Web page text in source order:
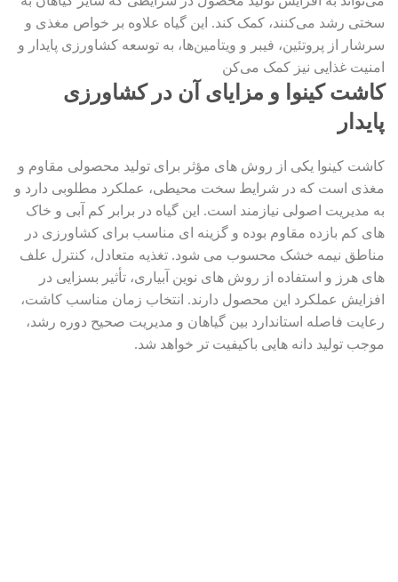
سختی رشد می‌کنند، کمک کند. این گیاه علاوه بر خواص مغذی و
سرشار از پروتئین، فیبر و ویتامین‌ها، به توسعه کشاورزی پایدار و
امنیت غذایی نیز کمک می‌کن
کاشت کینوا و مزایای آن در کشاورزی
پایدار
کاشت کینوا یکی از روش های مؤثر برای تولید محصولی مقاوم و
مغذی است که در شرایط سخت محیطی، عملکرد مطلوبی دارد و
به مدیریت اصولی نیازمند است. این گیاه در برابر کم آبی و خاک
های کم بازده مقاوم بوده و گزینه ای مناسب برای کشاورزی در
مناطق نیمه خشک محسوب می شود. تغذیه متعادل، کنترل علف
های هرز و استفاده از روش های نوین آبیاری، تأثیر بسزایی در
افزایش عملکرد این محصول دارند. انتخاب زمان مناسب کاشت،
رعایت فاصله استاندارد بین گیاهان و مدیریت صحیح دوره رشد،
موجب تولید دانه هایی باکیفیت تر خواهد شد.